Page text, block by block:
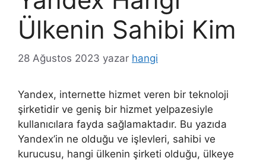
Ülkenin Sahibi Kim
28 Ağustos 2023 yazar hangi
Yandex, internette hizmet veren bir teknoloji
şirketidir ve geniş bir hizmet yelpazesiyle
kullanıcılara fayda sağlamaktadır. Bu yazıda
Yandex’in ne olduğu ve işlevleri, sahibi ve
kurucusu, hangi ülkenin şirketi olduğu, ülkeye